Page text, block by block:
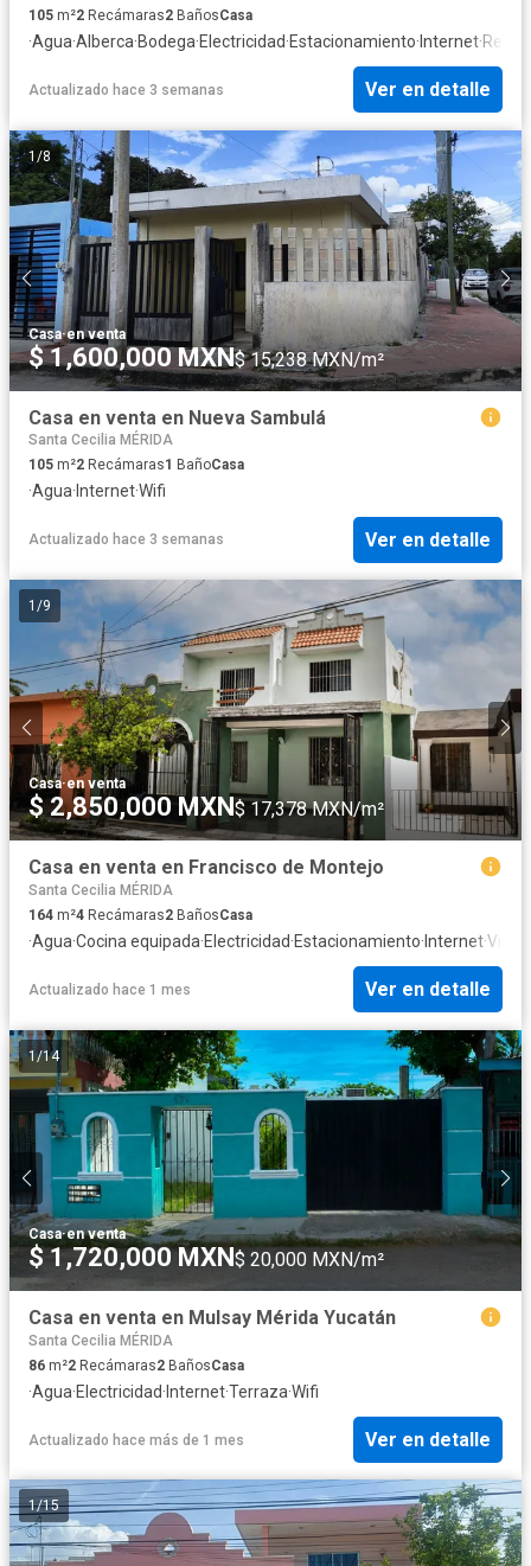
105 m²2 Recámaras2 BañosCasa
·Agua·Alberca·Bodega·Electricidad·Estacionamiento· Internet·
Actualizado hace 3 semanas Ver en detalle
1 /8
Casa·en venta
$ 1,600,000 MXN$ 15,238 MXN/m²
Casa en venta en Nueva Sambulá
Santa Cecilia MÉRIDA
105 m²2 Recámaras1 BañoCasa
·Agua· Internet·Wifi
Actualizado hace 3 semanas Ver en detalle
1 /9
Casa·en venta
$ 2,850,000 MXN$ 17,378 MXN/m²
Casa en venta en Francisco de Montejo
Santa Cecilia MÉRIDA
164 m²4 Recámaras2 BañosCasa
·Agua·Cocina equipada·Electricidad·Estacionamiento· Internet·Vista
Actualizado hace 1 mes Ver en detalle
1/14
Casa·en venta
$ 1,720,000 MXN$ 20,000 MXN/m²
Casa en venta en Mulsay Mérida Yucatán
Santa Cecilia MÉRIDA
86 m²2 Recámaras2 BañosCasa
·Agua·Electricidad· Internet·Terraza·Wifi
Actualizado hace más de 1 mes Ver en detalle
1/15